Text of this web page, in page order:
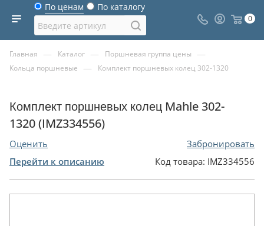
По ценам По каталогу
0
Главная — Каталог — Поршневая группа цены —
Кольца поршневые — Комплект поршневых колец 302-1320
Комплект поршневых колец Mahle 302-
1320 (IMZ334556)
Оценить
Забронировать
Перейти к описанию
Код товара: IMZ334556